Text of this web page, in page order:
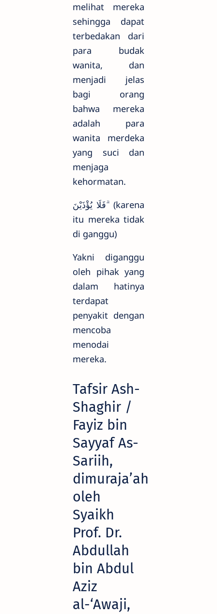
melihat mereka
sehingga dapat
terbedakan dari
para budak
wanita, dan
menjadi jelas
bagi orang
bahwa mereka
adalah para
wanita merdeka
yang suci dan
menjaga
kehormatan.
فَلَا يُؤْذَيْنَ ۗ (karena
itu mereka tidak
di ganggu)
Yakni diganggu
oleh pihak yang
dalam hatinya
terdapat
penyakit dengan
mencoba
menodai
mereka.
Tafsir Ash-
Shaghir /
Fayiz bin
Sayyaf As-
Sariih,
dimuraja’ah
oleh
Syaikh
Prof. Dr.
Abdullah
bin Abdul
Aziz
al-‘Awaji,